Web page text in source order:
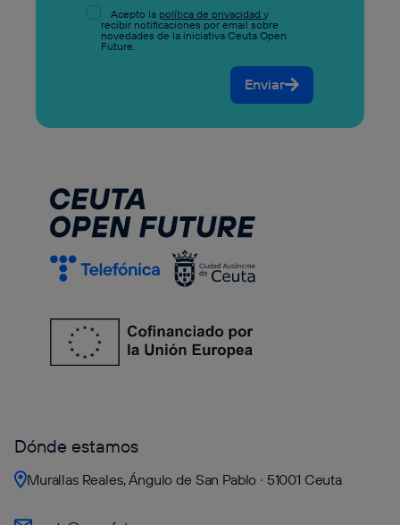
Acepto la política de privacidad y
recibir notificaciones por email sobre
novedades de la iniciativa Ceuta Open
Future.
Enviar
Dónde estamos
Murallas Reales, Ángulo de San Pablo · 51001 Ceuta